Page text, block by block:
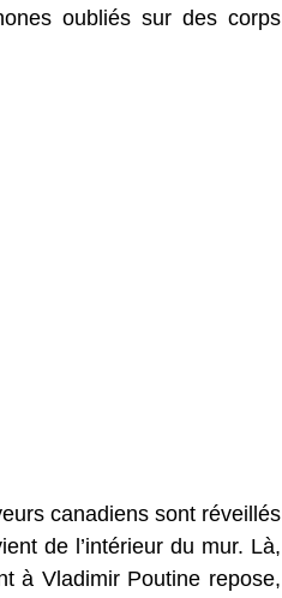
oubliés sur des corps
canadiens sont réveillés
de l’intérieur du mur. Là,
à Vladimir Poutine repose,